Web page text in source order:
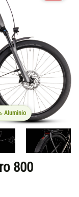
Aluminio
800